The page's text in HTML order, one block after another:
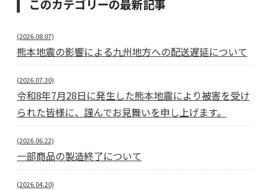
このカテゴリーの最新記事
(2026.08.07)
熊本地震の影響による九州地方への配送遅延について
(2026.07.30)
令和8年7月28日に発生した熊本地震により被害を受け
られた皆様に、謹んでお見舞いを申し上げます。
(2026.06.22)
一部商品の製造終了について
(2026.04.20)